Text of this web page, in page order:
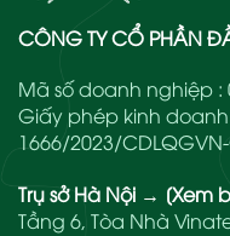
CÔNG TY CỔ PHẦN
Mã số doanh nghiệp :
Giấy phép kinh
1666/2023/CDLQGVN-
Trụ sở Hà Nội → [Xem
Tầng 6, Tòa Nhà